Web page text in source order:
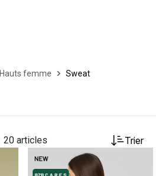
Hauts femme Sweat
20 articles Trier